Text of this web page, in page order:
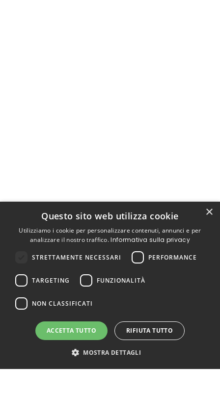
×
Questo sito web utilizza cookie
Utilizziamo i cookie per personalizzare contenuti, annunci e per
analizzare il nostro traffico.Informativa sulla privacy
STRETTAMENTE NECESSARI PERFORMANCE
TARGETING FUNZIONALITÀ
NON CLASSIFICATI
ACCETTA TUTTO RIFIUTA TUTTO
MOSTRA DETTAGLI